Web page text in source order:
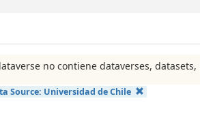
no contiene dataverses,
Source: Universidad de Chile